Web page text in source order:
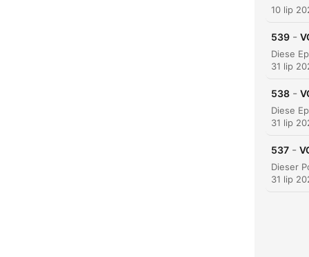
10 lip
539 -
31 lip
538 -
31 lip
537 -
31 lip